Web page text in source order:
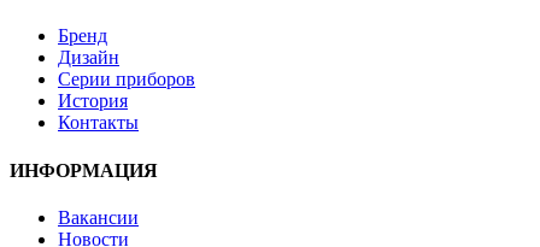
Бренд
Дизайн
Серии приборов
История
Контакты
ИНФОРМАЦИЯ
Вакансии
Новости